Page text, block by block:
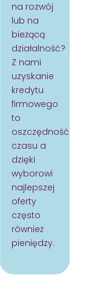
na rozwój
lub na
bieżącą
działalność?
Z nami
uzyskanie
kredytu
firmowego
to
oszczędność
czasu a
dzięki
wyborowi
najlepszej
oferty
często
również
pieniędzy.